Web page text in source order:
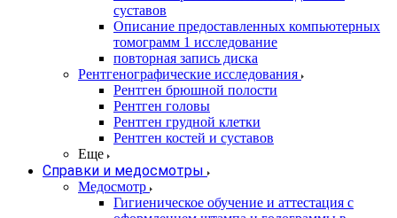
суставов
Описание предоставленных компьютерных
томограмм 1 исследование
повторная запись диска
Рентгенографические исследования
Рентген брюшной полости
Рентген головы
Рентген грудной клетки
Рентген костей и суставов
Еще
Справки и медосмотры
Медосмотр
Гигиеническое обучение и аттестация с